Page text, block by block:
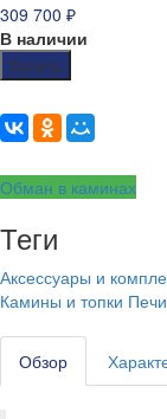
309 700 ₽
В наличии
Купить
Обман в каминах
Теги
Аксессуары и
Камины и топки Печи
Обзор